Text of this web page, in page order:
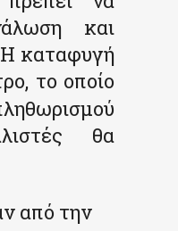
και
καταφυγή
το οποίο
θα
από την